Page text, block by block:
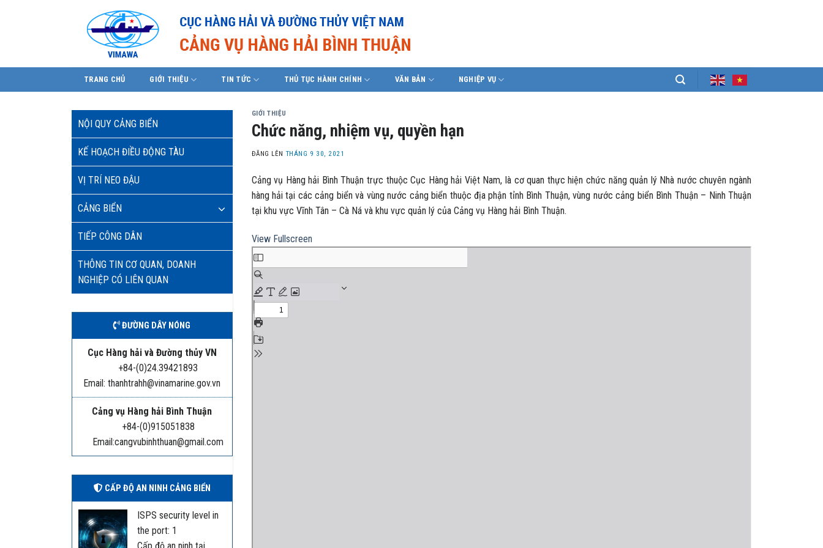
TRANG CHỦ GIỚI THIỆU TIN TỨC THỦ TỤC HÀNH CHÍNH VĂN BẢN NGHIỆP VỤ
NỘI QUY CẢNG BIỂN
KẾ HOẠCH ĐIỀU ĐỘNG TÀU
VỊ TRÍ NEO ĐẬU
CẢNG BIỂN
TIẾP CÔNG DÂN
THÔNG TIN CƠ QUAN, DOANH
NGHIỆP CÓ LIÊN QUAN
ĐƯỜNG DÂY NÓNG
Cục Hàng hải và Đường thủy VN
+84-(0)24.39421893
Email: thanhtrahh@vinamarine.gov.vn
Cảng vụ Hàng hải Bình Thuận
+84-(0)915051838
Email:cangvubinhthuan@gmail.com
CẤP ĐỘ AN NINH CẢNG BIỂN
ISPS security level in
the port: 1
GIỚI THIỆU
Chức năng, nhiệm vụ, quyền hạn
ĐĂNG LÊN THÁNG 9 30, 2021
Cảng vụ Hàng hải Bình Thuận trực thuộc Cục Hàng hải Việt Nam, là cơ quan thực hiện chức năng quản lý Nhà nước chuyên ngành
hàng hải tại các cảng biển và vùng nước cảng biển thuộc địa phận tỉnh Bình Thuận, vùng nước cảng biển Bình Thuận – Ninh Thuận
tại khu vực Vĩnh Tân – Cà Ná và khu vực quản lý của Cảng vụ Hàng hải Bình Thuận.
View Fullscreen